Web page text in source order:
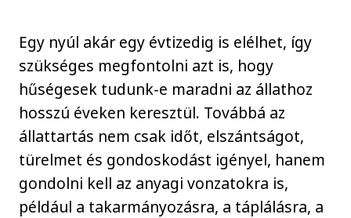
Egy nyúl akár egy évtizedig is elélhet, így
szükséges megfontolni azt is, hogy
hűségesek tudunk-e maradni az állathoz
hosszú éveken keresztül. Továbbá az
állattartás nem csak időt, elszántságot,
türelmet és gondoskodást igényel, hanem
gondolni kell az anyagi vonzatokra is,
például a takarmányozásra, a táplálásra, a